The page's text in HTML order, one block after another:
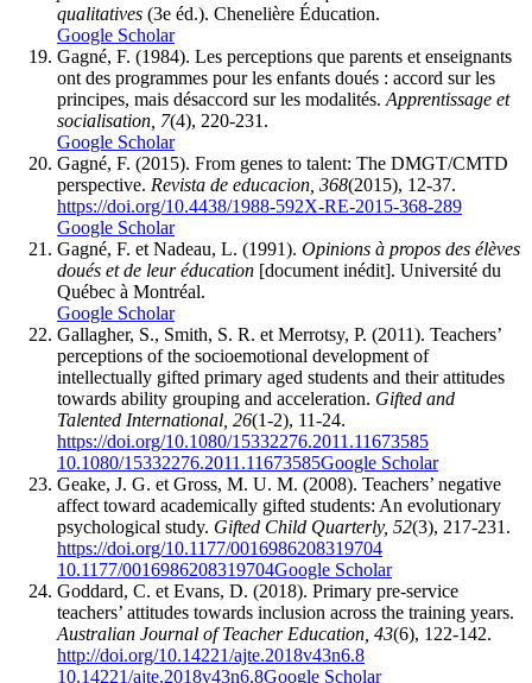
qualitatives (3e éd.). Chenelière Éducation.
Google Scholar
Gagné, F. (1984). Les perceptions que parents et enseignants
ont des programmes pour les enfants doués : accord sur les
principes, mais désaccord sur les modalités.Apprentissage et
socialisation, 7(4), 220-231.
Google Scholar
Gagné, F. (2015). From genes to talent: The DMGT/CMTD
perspective. Revista de educacion, 368(2015), 12-37.
https://doi.org/10.4438/1988-592X-RE-2015-368-289
Google Scholar
Gagné, F. et Nadeau, L. (1991). Opinions à propos des élèves
doués et de leur éducation [document inédit]. Université du
Québec à Montréal.
Google Scholar
Gallagher, S., Smith, S. R. et Merrotsy, P. (2011). Teachers’
perceptions of the socioemotional development of
intellectually gifted primary aged students and their attitudes
towards ability grouping and acceleration. Gifted and
Talented International, 26(1-2), 11-24.
https://doi.org/10.1080/15332276.2011.11673585
10.1080/15332276.2011.11673585Google Scholar
Geake, J. G. et Gross, M. U. M. (2008). Teachers’ negative
affect toward academically gifted students: An evolutionary
psychological study. Gifted Child Quarterly, 52(3), 217-231.
https://doi.org/10.1177/0016986208319704
10.1177/0016986208319704Google Scholar
Goddard, C. et Evans, D. (2018). Primary pre-service
teachers’ attitudes towards inclusion across the training years.
Australian Journal of Teacher Education, 43(6), 122-142.
http://doi.org/10.14221/ajte.2018v43n6.8
10.14221/ajte.2018v43n6.8Google Scholar